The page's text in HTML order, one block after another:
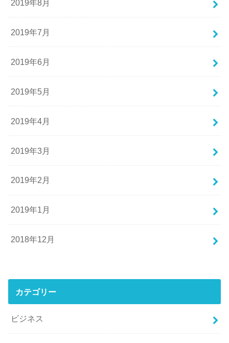
2019年8月
2019年7月
2019年6月
2019年5月
2019年4月
2019年3月
2019年2月
2019年1月
2018年12月
カテゴリー
ビジネス